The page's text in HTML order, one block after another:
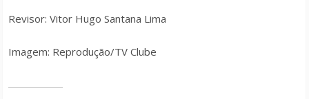
Revisor: Vitor Hugo Santana Lima
Imagem: Reprodução/TV Clube